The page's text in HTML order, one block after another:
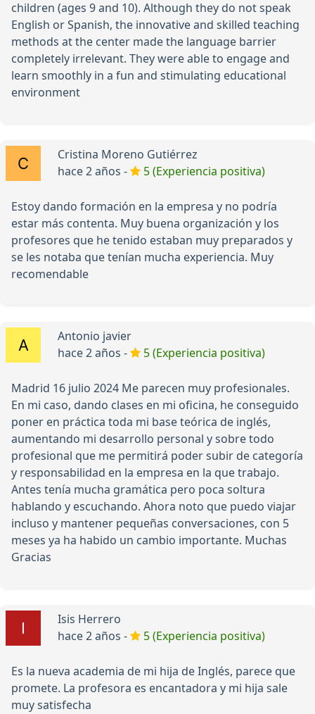
children (ages 9 and 10). Although they do not speak
English or Spanish, the innovative and skilled teaching
methods at the center made the language barrier
completely irrelevant. They were able to engage and
learn smoothly in a fun and stimulating educational
environment
Cristina Moreno Gutiérrez
hace 2 años -
5 (Experiencia positiva)
Estoy dando formación en la empresa y no podría
estar más contenta. Muy buena organización y los
profesores que he tenido estaban muy preparados y
se les notaba que tenían mucha experiencia. Muy
recomendable
Antonio javier
hace 2 años -
5 (Experiencia positiva)
Madrid 16 julio 2024 Me parecen muy profesionales.
En mi caso, dando clases en mi oficina, he conseguido
poner en práctica toda mi base teórica de inglés,
aumentando mi desarrollo personal y sobre todo
profesional que me permitirá poder subir de categoría
y responsabilidad en la empresa en la que trabajo.
Antes tenía mucha gramática pero poca soltura
hablando y escuchando. Ahora noto que puedo viajar
incluso y mantener pequeñas conversaciones, con 5
meses ya ha habido un cambio importante. Muchas
Gracias
Isis Herrero
hace 2 años -
5 (Experiencia positiva)
Es la nueva academia de mi hija de Inglés, parece que
promete. La profesora es encantadora y mi hija sale
muy satisfecha